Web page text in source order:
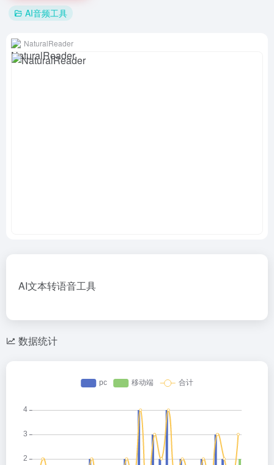
AI音频工具
NaturalReader
AI文本转语音工具
数据统计